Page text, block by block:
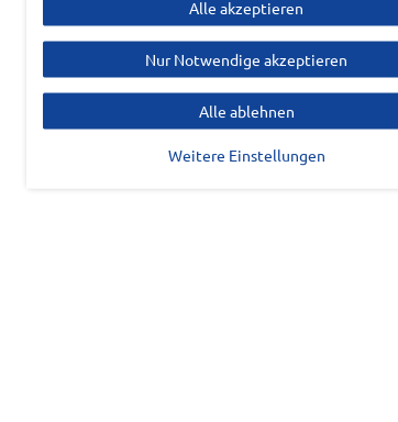
Alle akzeptieren
Nur Notwendige akzeptieren
Alle ablehnen
Weitere Einstellungen